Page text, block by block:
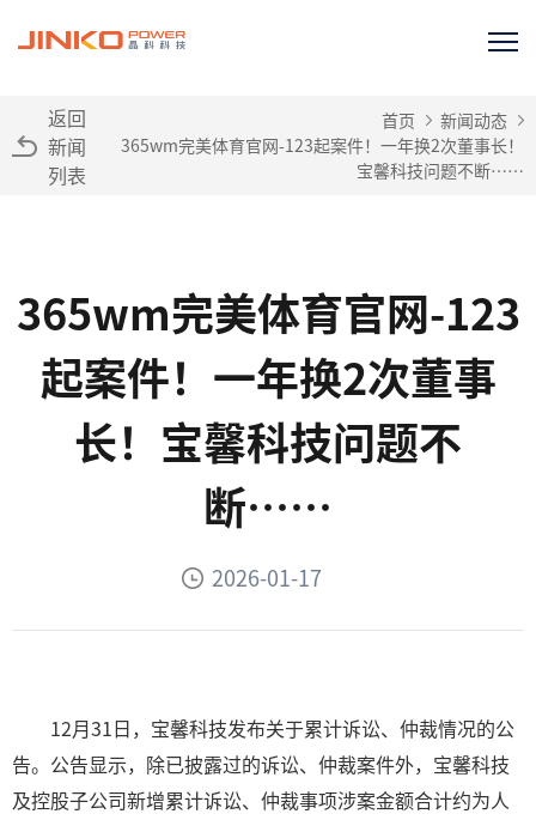
返回
新闻
列表
首页
新闻动态
365wm完美体育官网-123起案件！一年换2次董事长！
宝馨科技问题不断……
365wm完美体育官网-123
起案件！一年换2次董事
长！宝馨科技问题不
断……
2026-01-17
12月31日，宝馨科技发布关于累计诉讼、仲裁情况的公
告。公告显示，除已披露过的诉讼、仲裁案件外，宝馨科技
及控股子公司新增累计诉讼、仲裁事项涉案金额合计约为人